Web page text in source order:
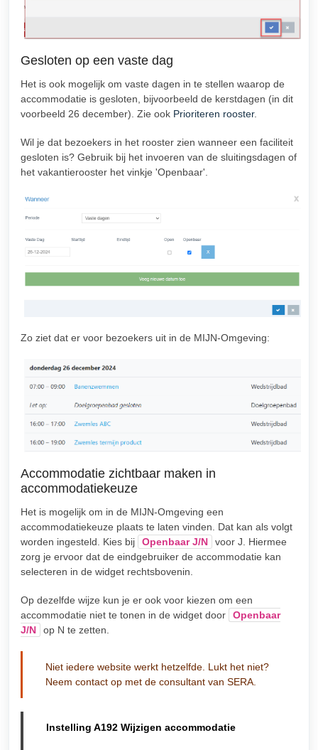
Gesloten op een vaste dag
Het is ook mogelijk om vaste dagen in te stellen waarop de
accommodatie is gesloten, bijvoorbeeld de kerstdagen (in dit
voorbeeld 26 december). Zie ook Prioriteren rooster.
Wil je dat bezoekers in het rooster zien wanneer een faciliteit
gesloten is? Gebruik bij het invoeren van de sluitingsdagen of
het vakantierooster het vinkje 'Openbaar'.
Zo ziet dat er voor bezoekers uit in de MIJN-Omgeving:
Accommodatie zichtbaar maken in
accommodatiekeuze
Het is mogelijk om in de MIJN-Omgeving een
accommodatiekeuze plaats te laten vinden. Dat kan als volgt
worden ingesteld. Kies bij
Openbaar J/N
voor J. Hiermee
zorg je ervoor dat de eindgebruiker de accommodatie kan
selecteren in de widget rechtsbovenin.
Op dezelfde wijze kun je er ook voor kiezen om een
accommodatie niet te tonen in de widget door
Openbaar
J/N
op N te zetten.
Niet iedere website werkt hetzelfde. Lukt het niet?
Neem contact op met de consultant van SERA.
Instelling A192 Wijzigen accommodatie